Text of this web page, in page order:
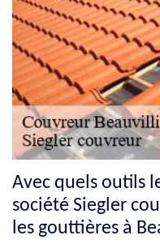
Avec quels outils
société Siegler
les gouttières à